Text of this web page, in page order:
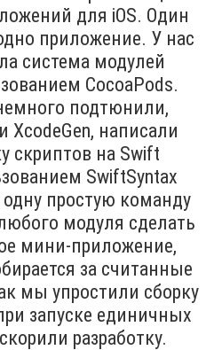
для iOS. Один
приложение. У нас
система модулей
CocoaPods.
подтюнили,
XcodeGen, написали
скриптов на Swift
SwiftSyntax
одну простую команду
модуля сделать
мини-приложение,
за считанные
мы упростили сборку
запуске единичных
разработку.